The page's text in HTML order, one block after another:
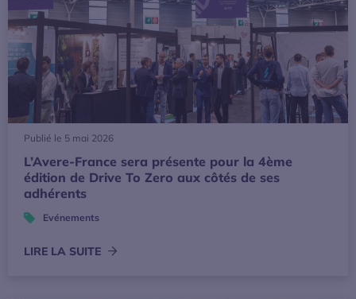
Publié le 5 mai 2026
L’Avere-France sera présente pour la 4ème
édition de Drive To Zero aux côtés de ses
adhérents
Evénements
LIRE LA SUITE